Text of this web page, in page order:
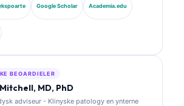
klinyske analyze. As Chief Medical
Kantesti AI jout hy klinysk tafersjoch op de
krektens fan it proprietêre neurale netwurk.
hat wiidweidich publisearre oer
fan biomarkers en
oer ûnderwerpen yn de
Google Scholar Academia.edu
BEOARDIELER
MD, PhD
adviseur - Klinyske patology en ynterne